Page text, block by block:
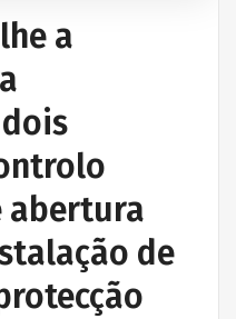
a
abertura
de